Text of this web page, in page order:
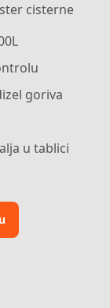
cisterne
goriva
u tablici